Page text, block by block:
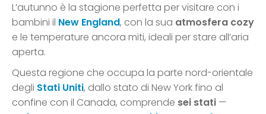
L’autunno è la stagione perfetta per visitare con i
bambini il New England, con la sua atmosfera cozy
e le temperature ancora miti, ideali per stare all’aria
aperta.
Questa regione che occupa la parte nord-orientale
degli Stati Uniti, dallo stato di New York fino al
confine con il Canada, comprende sei stati —